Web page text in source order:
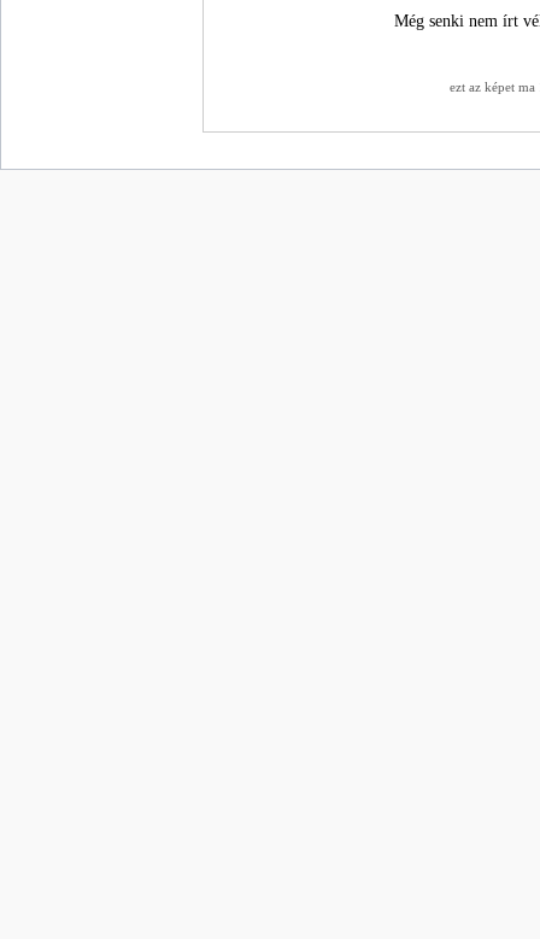
Még senki nem írt
ezt az képet ma